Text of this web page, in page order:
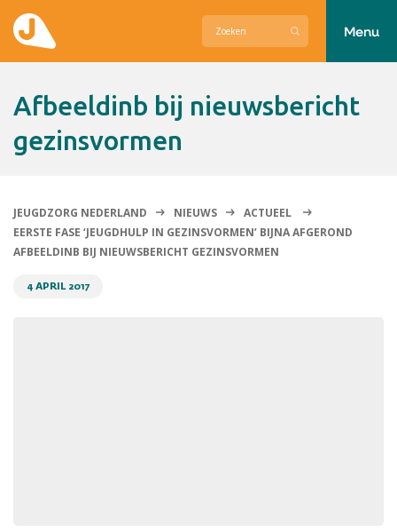
Contact
Menu
afbeeldinb bij nieuwsbericht
gezinsvormen
JEUGDZORG NEDERLAND NIEUWS
ACTUEEL
EERSTE FASE ‘JEUGDHULP IN GEZINSVORMEN’ BIJNA AFGEROND
AFBEELDINB BIJ NIEUWSBERICHT GEZINSVORMEN
4 APRIL 2017